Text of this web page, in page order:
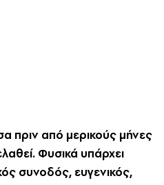
πριν από μερικούς μήνες
Φυσικά υπάρχει
συνοδός, ευγενικός,